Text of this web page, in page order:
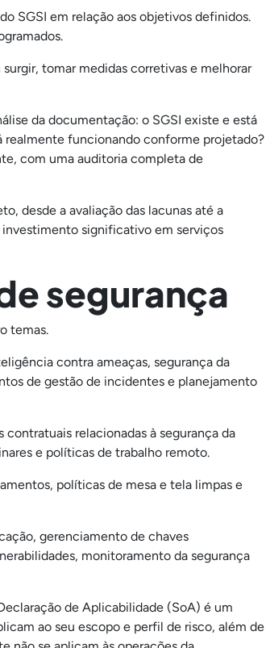
SGSI em relação aos objetivos definidos.
tomar medidas corretivas e melhorar
da documentação: o SGSI existe e está
realmente funcionando conforme projetado?
com uma auditoria completa de
desde a avaliação das lacunas até a
significativo em serviços
segurança
temas.
contra ameaças, segurança da
de gestão de incidentes e planejamento
relacionadas à segurança da
e políticas de trabalho remoto.
políticas de mesa e tela limpas e
gerenciamento de chaves
monitoramento da segurança
de Aplicabilidade (SoA) é um
ao seu escopo e perfil de risco, além de